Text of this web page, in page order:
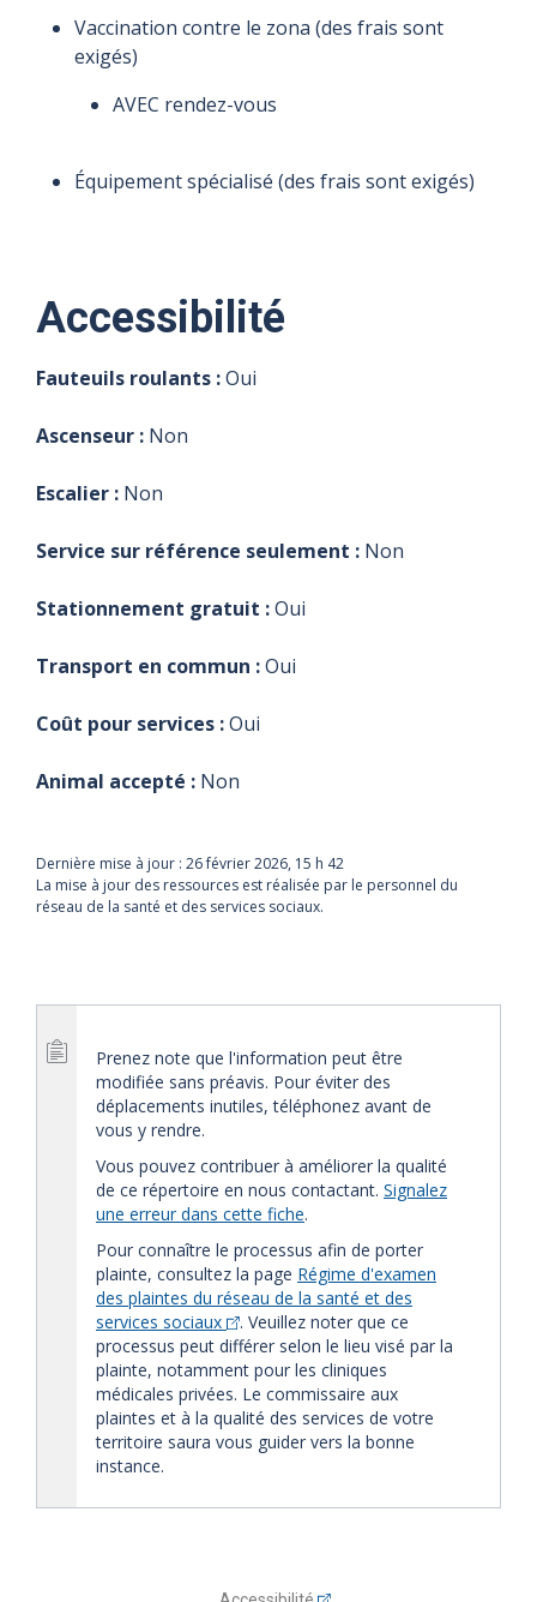
Vaccination contre le zona (des frais sont
exigés)
AVEC rendez-vous
Équipement spécialisé (des frais sont exigés)
Accessibilité
Fauteuils roulants :Oui
Ascenseur : Non
Escalier : Non
Service sur référence seulement : Non
Stationnement gratuit :Oui
Transport en commun :Oui
Coût pour services :Oui
Animal accepté : Non
Dernière mise à jour : 26 février 2026, 15 h 42
La mise à jour des ressources est réalisée par le personnel du
réseau de la santé et des services sociaux.
Prenez note que l'information peut être
modifiée sans préavis. Pour éviter des
déplacements inutiles, téléphonez avant de
vous y rendre.
Vous pouvez contribuer à améliorer la qualité
de ce répertoire en nous contactant. Signalez
une erreur dans cette fiche.
Pour connaître le processus afin de porter
plainte, consultez la page Régime d'examen
des plaintes du réseau de la santé et des
services sociaux
. Veuillez noter que ce
processus peut différer selon le lieu visé par la
plainte, notamment pour les cliniques
médicales privées. Le commissaire aux
plaintes et à la qualité des services de votre
territoire saura vous guider vers la bonne
instance.